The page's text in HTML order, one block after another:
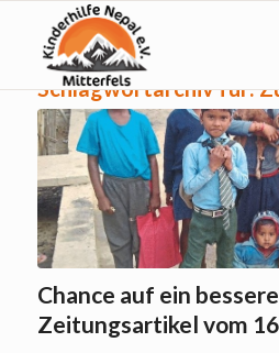
Schlagwortarchiv für:
Chance auf ein
Zeitungsartikel vom